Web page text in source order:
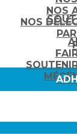
NOS
NOS